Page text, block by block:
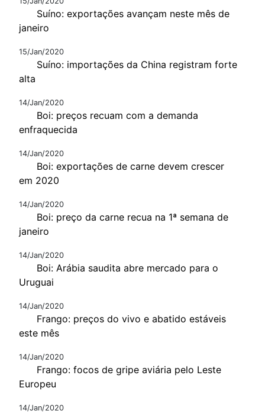
Suíno: exportações avançam neste mês de
janeiro
15/Jan/2020
Suíno: importações da China registram forte
alta
14/Jan/2020
Boi: preços recuam com a demanda
enfraquecida
14/Jan/2020
Boi: exportações de carne devem crescer
em 2020
14/Jan/2020
Boi: preço da carne recua na 1ª semana de
janeiro
14/Jan/2020
Boi: Arábia saudita abre mercado para o
Uruguai
14/Jan/2020
Frango: preços do vivo e abatido estáveis
este mês
14/Jan/2020
Frango: focos de gripe aviária pelo Leste
Europeu
14/Jan/2020